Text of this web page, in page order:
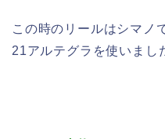
この時のリールはシマノ
21アルテグラを使いまし